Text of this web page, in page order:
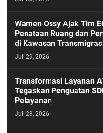
Wamen Ossy Ajak Tim
Penataan Ruang dan
di Kawasan
Juli 29, 2026
Transformasi Layanan
Tegaskan Penguatan
Pelayanan
Juli 28, 2026